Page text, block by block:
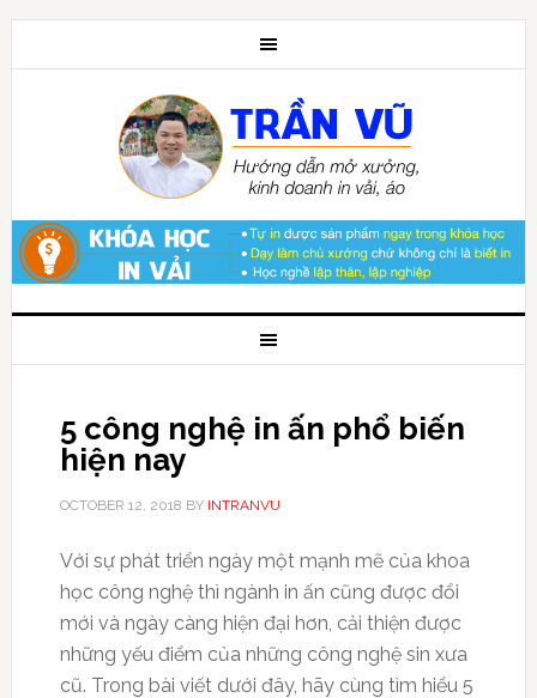
5 công nghệ in ấn phổ biến
hiện nay
OCTOBER 12, 2018 BY INTRANVU
Với sự phát triển ngày một mạnh mẽ của khoa
học công nghệ thì ngành in ấn cũng được đổi
mới và ngày càng hiện đại hơn, cải thiện được
những yếu điểm của những công nghệ sin xưa
cũ. Trong bài viết dưới đây, hãy cùng tìm hiểu 5